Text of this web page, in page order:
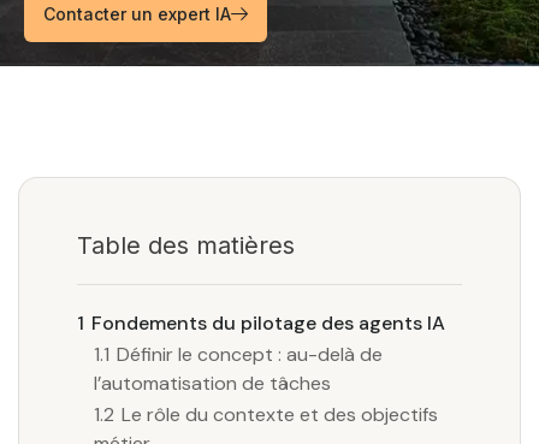
Contacter un expert IA
Table des matières
1 Fondements du pilotage des agents IA
1.1 Définir le concept : au-delà de
l’automatisation de tâches
1.2 Le rôle du contexte et des objectifs